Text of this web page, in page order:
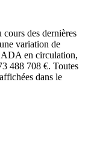
des dernières
variation de
en circulation,
488 708 €. Toutes
dans le